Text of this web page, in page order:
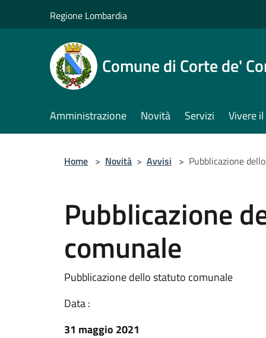
Regione Lombardia
Comune di Corte de'
Amministrazione Novità Servizi Vivere
Home > Novità > Avvisi > Pubblicazione
Pubblicazione
comunale
Pubblicazione dello statuto comunale
Data :
31 maggio 2021